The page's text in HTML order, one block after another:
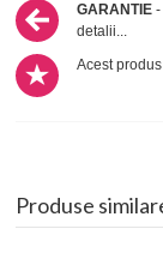
GARANTIE
detalii...
Acest
Produse